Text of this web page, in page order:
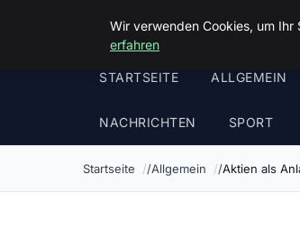
Malzminden
STARTSEITE ALLGEMEIN
NACHRICHTEN SPORT
Startseite Allgemein Aktien als
Wir verwenden Cookies, um
erfahren